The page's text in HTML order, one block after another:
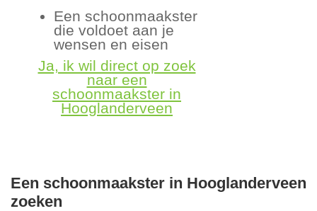
Een schoonmaakster
die voldoet aan je
wensen en eisen
Ja, ik wil direct op zoek
naar een
schoonmaakster in
Hooglanderveen
Een schoonmaakster in Hooglanderveen
zoeken